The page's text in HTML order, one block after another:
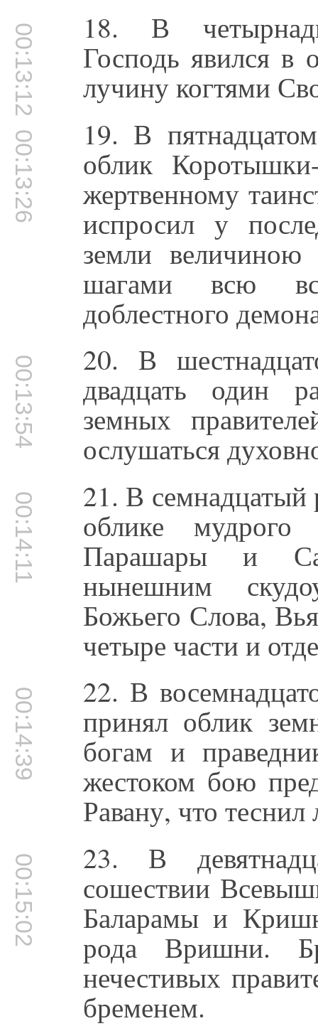
00:13:12 18. В
Господь явился в
лучину когтями
00:13:26 19. В
облик
жертвенному
испросил у
земли
шагами всю
доблестного
00:13:54 20. В
двадцать один
земных
ослушаться
00:14:11 21. В
облике
Парашары и
нынешним
Божьего Слова,
четыре части и
00:14:39 22. В
принял облик
богам и
жестоком бою
Равану, что
00:15:02 23. В
сошествии
Баларамы и
рода Вришни.
нечестивых
бременем.